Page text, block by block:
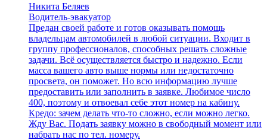
Никита Беляев
Водитель-эвакуатор
Предан своей работе и готов оказывать помощь
владельцам автомобилей в любой ситуации. Входит в
группу профессионалов, способных решать сложные
задачи. Всё осуществляется быстро и надежно. Если
масса вашего авто выше нормы или недостаточно
просвета, он поможет. Но всю информацию лучше
предоставить или заполнить в заявке. Любимое число
400, поэтому и отвоевал себе этот номер на кабину.
Кредо: зачем делать что-то сложно, если можно легко.
Жду Вас. Подать заявку можно в свободный момент или
набрать нас по тел. номеру.